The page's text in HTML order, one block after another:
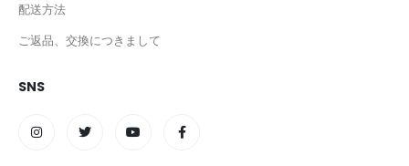
配送方法
ご返品、交換につきまして
SNS